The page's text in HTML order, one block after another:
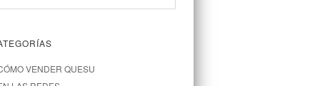
VENDER QUESU